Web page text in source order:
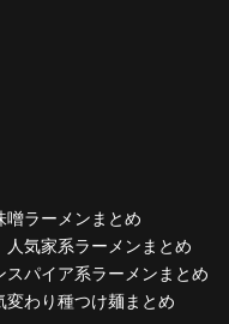
噌ラーメンまとめ
人気家系ラーメンまとめ
スパイア系ラーメンまとめ
変わり種つけ麺まとめ